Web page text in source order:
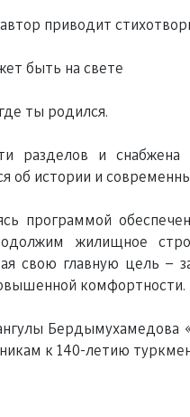
автор приводит
быть на свете
ты родился.
разделов и
об истории и
программой
жилищное
свою главную цель
комфортности.
к 140-летию